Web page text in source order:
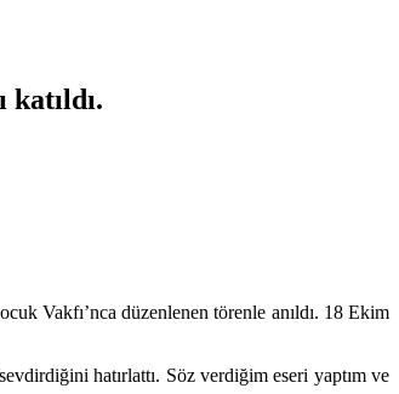
katıldı.
Vakfı’nca düzenlenen törenle anıldı. 18 Ekim
hatırlattı. Söz verdiğim eseri yaptım ve